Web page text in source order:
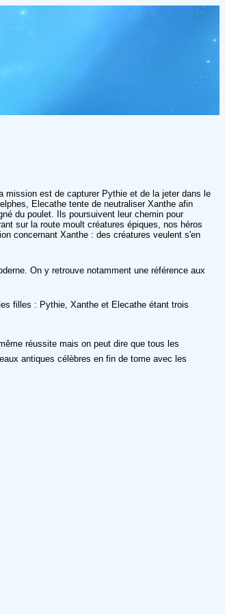
mission est de capturer Pythie et de la jeter dans le
Elecathe tente de neutraliser Xanthe afin
du poulet. Ils poursuivent leur chemin pour
sur la route moult créatures épiques, nos héros
concernant Xanthe : des créatures veulent s'en
On y retrouve notamment une référence aux
filles : Pythie, Xanthe et Elecathe étant trois
réussite mais on peut dire que tous les
antiques célèbres en fin de tome avec les